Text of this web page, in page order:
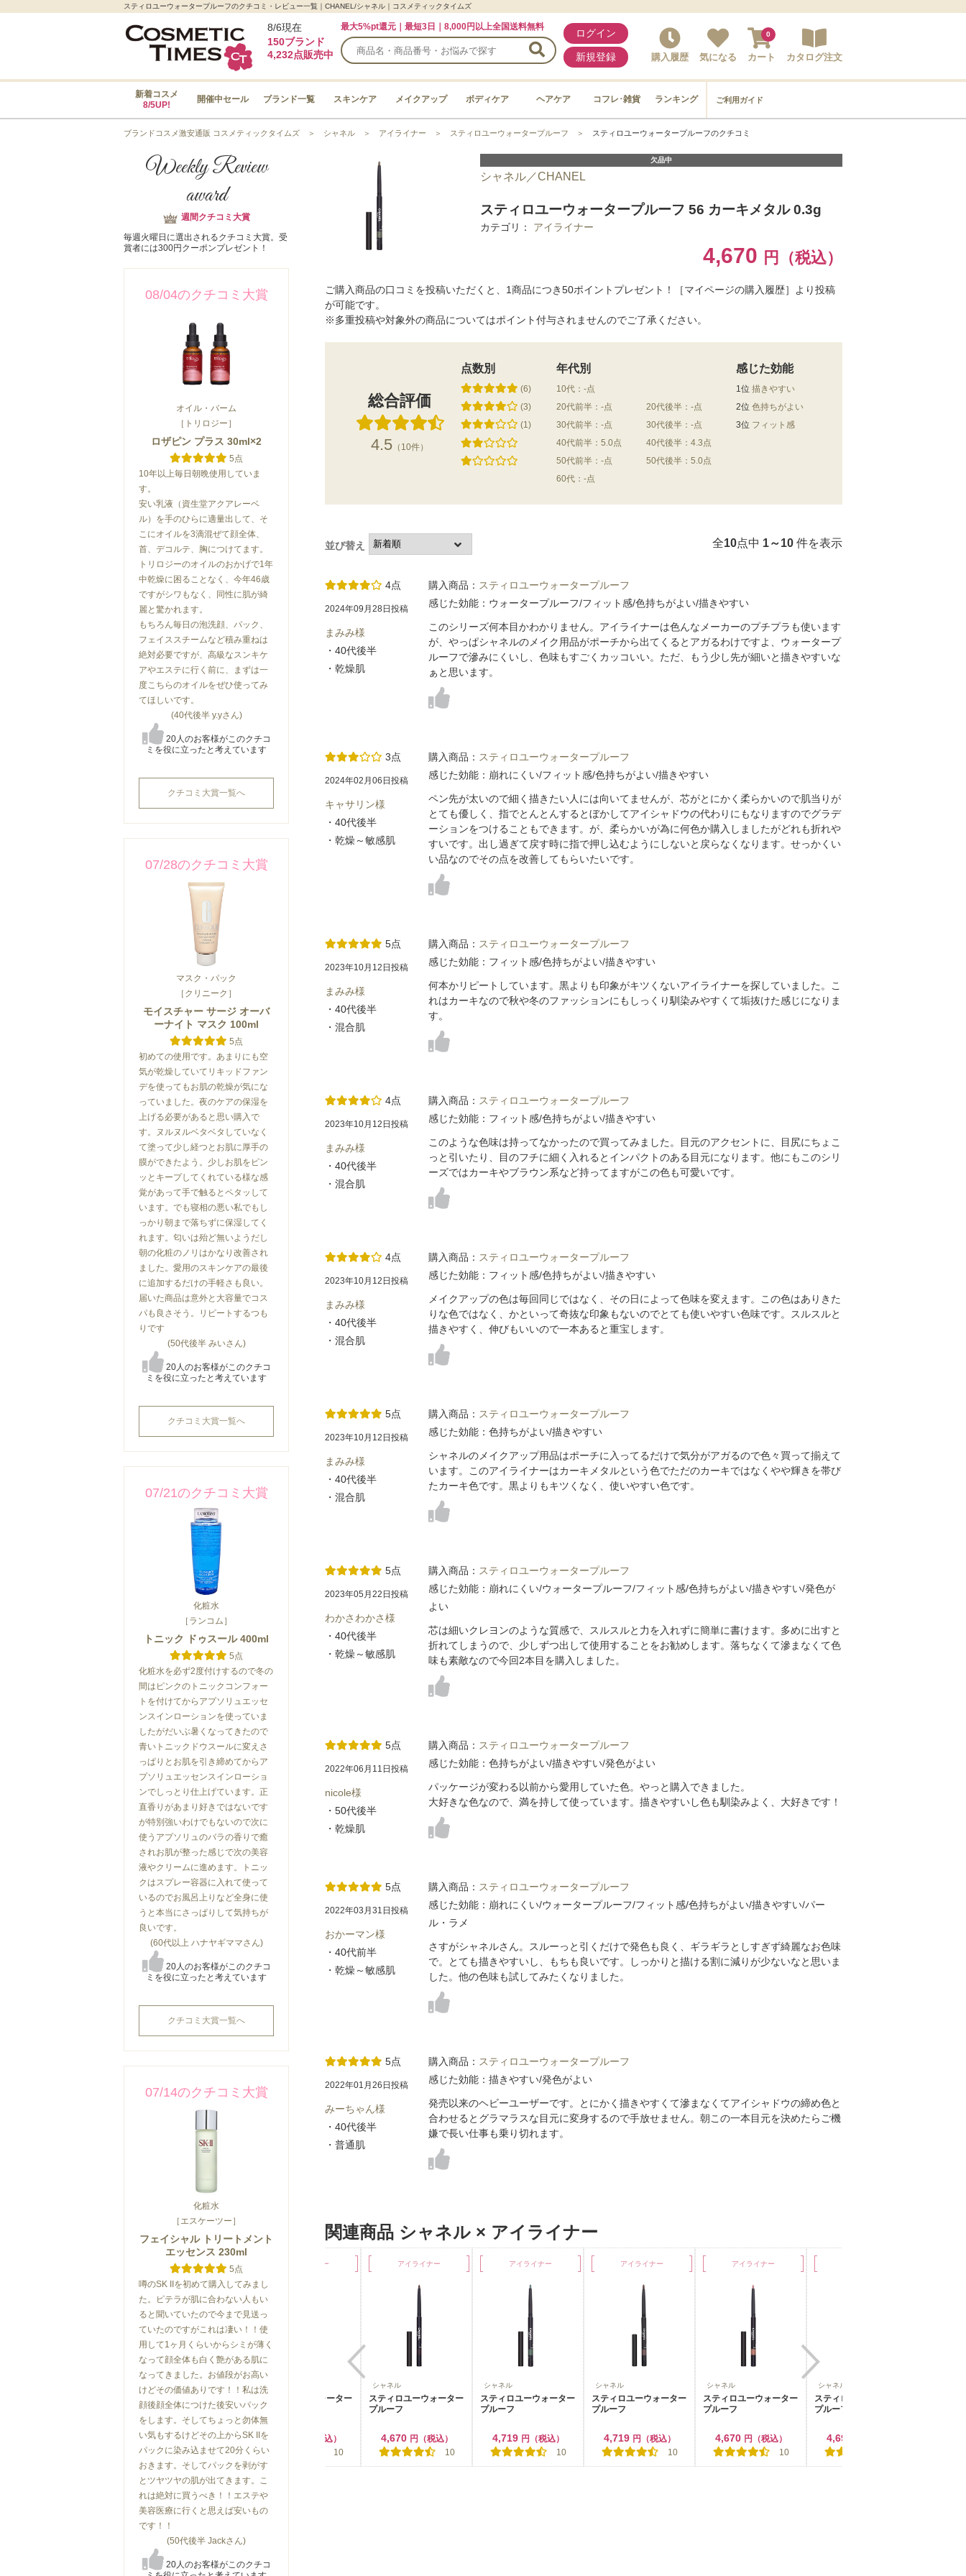
スティロユーウォータープルーフのクチコミ・レビュー一覧｜CHANEL/シャネル｜コスメティックタイムズ
8/6現在
150ブランド
4,232点販売中
最大5%pt還元｜最短3日｜8,000円以上全国送料無料
ログイン
新規登録 購入履歴 気になる カート
0
カタログ注文
新着コスメ
8/5UP!
開催中セール ブランド一覧 スキンケア メイクアップ ボディケア ヘアケア コフレ･雑貨 ランキング ご利用ガイド
ブランドコスメ激安通販 コスメティックタイムズ ＞ シャネル ＞ アイライナー ＞ スティロユーウォータープルーフ ＞ スティロユーウォータープルーフのクチコミ
Weekly Review
award
週間クチコミ大賞
毎週火曜日に選出されるクチコミ大賞。受
賞者には300円クーポンプレゼント！
08/04のクチコミ大賞
オイル・バーム
［トリロジー］
ロザピン プラス 30ml×2
5点
10年以上毎日朝晩使用していま
す。
安い乳液（資生堂アクアレーベ
ル）を手のひらに適量出して、そ
こにオイルを3滴混ぜて顔全体、
首、デコルテ、胸につけてます。
トリロジーのオイルのおかげで1年
中乾燥に困ることなく、今年46歳
ですがシワもなく、同性に肌が綺
麗と驚かれます。
もちろん毎日の泡洗顔、パック、
フェイススチームなど積み重ねは
絶対必要ですが、高級なスンキケ
アやエステに行く前に、まずは一
度こちらのオイルをぜひ使ってみ
てほしいです。
(40代後半 y.yさん)
20人のお客様がこのクチコ
ミを役に立ったと考えています
クチコミ大賞一覧へ
07/28のクチコミ大賞
マスク・パック
［クリニーク］
モイスチャー サージ オーバ
ーナイト マスク 100ml
5点
初めての使用です。あまりにも空
気が乾燥していてリキッドファン
デを使ってもお肌の乾燥が気にな
っていました。夜のケアの保湿を
上げる必要があると思い購入で
す。ヌルヌルベタベタしていなく
て塗って少し経つとお肌に厚手の
膜ができたよう。少しお肌をピン
ッとキープしてくれている様な感
覚があって手で触るとペタッして
います。でも寝相の悪い私でもし
っかり朝まで落ちずに保湿してく
れます。匂いは殆ど無いようだし
朝の化粧のノリはかなり改善され
ました。愛用のスキンケアの最後
に追加するだけの手軽さも良い。
届いた商品は意外と大容量でコス
パも良さそう。リピートするつも
りです
(50代後半 みいさん)
20人のお客様がこのクチコ
ミを役に立ったと考えています
クチコミ大賞一覧へ
07/21のクチコミ大賞
化粧水
［ランコム］
トニック ドゥスール 400ml
5点
化粧水を必ず2度付けするので冬の
間はピンクのトニックコンフォー
トを付けてからアプソリュエッセ
ンスインローションを使っていま
したがだいぶ暑くなってきたので
青いトニックドウスールに変えさ
っぱりとお肌を引き締めてからア
プソリュエッセンスインローショ
ンでしっとり仕上げています。正
直香りがあまり好きではないです
が特別強いわけでもないので次に
使うアプソリュのバラの香りで癒
されお肌が整った感じで次の美容
液やクリームに進めます。トニッ
クはスプレー容器に入れて使って
いるのでお風呂上りなど全身に使
うと本当にさっぱりして気持ちが
良いです。
(60代以上 ハナヤギママさん)
20人のお客様がこのクチコ
ミを役に立ったと考えています
クチコミ大賞一覧へ
07/14のクチコミ大賞
化粧水
［エスケーツー］
フェイシャル トリートメント
エッセンス 230ml
5点
噂のSK IIを初めて購入してみまし
た。ピテラが肌に合わない人もい
ると聞いていたので今まで見送っ
ていたのですがこれは凄い！！使
用して1ヶ月くらいからシミが薄く
なって顔全体も白く艶がある肌に
なってきました。お値段がお高い
けどその価値ありです！！私は洗
顔後顔全体につけた後安いパック
をします。そしてちょっと勿体無
い気もするけどその上からSK IIを
パックに染み込ませて20分くらい
おきます。そしてパックを剥がす
とツヤツヤの肌が出てきます。こ
れは絶対に買うべき！！エステや
美容医療に行くと思えば安いもの
です！！
(50代後半 Jackさん)
20人のお客様がこのクチコ
欠品中
シャネル／CHANEL
スティロユーウォータープルーフ 56 カーキメタル 0.3g
カテゴリ： アイライナー
4,670 円（税込）
ご購入商品の口コミを投稿いただくと、1商品につき50ポイントプレゼント！［マイページの購入履歴］より投稿
が可能です。
※多重投稿や対象外の商品についてはポイント付与されませんのでご了承ください。
総合評価
4.5 （10件）
点数別 年代別 感じた効能
(6) 10代：-点 1位 描きやすい
(3)
20代前半：-点 20代後半：-点 2位 色持ちがよい
(1)
30代前半：-点 30代後半：-点 3位 フィット感
40代前半：5.0点
40代後半：4.3点
50代前半：-点
50代後半：5.0点
60代：-点
並び替え 全10点中 1～10 件を表示
4点
2024年09月28日投稿
まみみ様
・40代後半
・乾燥肌
購入商品： スティロユーウォータープルーフ
感じた効能：ウォータープルーフ/フィット感/色持ちがよい/描きやすい
このシリーズ何本目かわかりません。アイライナーは色んなメーカーのプチプラも使います
が、やっぱシャネルのメイク用品がポーチから出てくるとアガるわけですよ、ウォータープ
ルーフで滲みにくいし、色味もすごくカッコいい。ただ、もう少し先が細いと描きやすいな
ぁと思います。
3点
2024年02月06日投稿
キャサリン様
・40代後半
・乾燥～敏感肌
購入商品： スティロユーウォータープルーフ
感じた効能：崩れにくい/フィット感/色持ちがよい/描きやすい
ペン先が太いので細く描きたい人には向いてませんが、芯がとにかく柔らかいので肌当りが
とても優しく、指でとんとんするとぼかしてアイシャドウの代わりにもなりますのでグラデ
ーションをつけることもできます。が、柔らかいが為に何色か購入しましたがどれも折れや
すいです。出し過ぎて戻す時に指で押し込むようにしないと戻らなくなります。せっかくい
い品なのでその点を改善してもらいたいです。
5点
2023年10月12日投稿
まみみ様
・40代後半
・混合肌
購入商品： スティロユーウォータープルーフ
感じた効能：フィット感/色持ちがよい/描きやすい
何本かリピートしています。黒よりも印象がキツくないアイライナーを探していました。こ
れはカーキなので秋や冬のファッションにもしっくり馴染みやすくて垢抜けた感じになりま
す。
4点
2023年10月12日投稿
まみみ様
・40代後半
・混合肌
購入商品： スティロユーウォータープルーフ
感じた効能：フィット感/色持ちがよい/描きやすい
このような色味は持ってなかったので買ってみました。目元のアクセントに、目尻にちょこ
っと引いたり、目のフチに細く入れるとインパクトのある目元になります。他にもこのシリ
ーズではカーキやブラウン系など持ってますがこの色も可愛いです。
4点
2023年10月12日投稿
まみみ様
・40代後半
・混合肌
購入商品： スティロユーウォータープルーフ
感じた効能：フィット感/色持ちがよい/描きやすい
メイクアップの色は毎回同じではなく、その日によって色味を変えます。この色はありきた
りな色ではなく、かといって奇抜な印象もないのでとても使いやすい色味です。スルスルと
描きやすく、伸びもいいので一本あると重宝します。
5点
2023年10月12日投稿
まみみ様
・40代後半
・混合肌
購入商品： スティロユーウォータープルーフ
感じた効能：色持ちがよい/描きやすい
シャネルのメイクアップ用品はポーチに入ってるだけで気分がアガるので色々買って揃えて
います。このアイライナーはカーキメタルという色でただのカーキではなくやや輝きを帯び
たカーキ色です。黒よりもキツくなく、使いやすい色です。
5点
2023年05月22日投稿
わかさわかさ様
・40代後半
・乾燥～敏感肌
購入商品： スティロユーウォータープルーフ
感じた効能：崩れにくい/ウォータープルーフ/フィット感/色持ちがよい/描きやすい/発色が
よい
芯は細いクレヨンのような質感で、スルスルと力を入れずに簡単に書けます。多めに出すと
折れてしまうので、少しずつ出して使用することをお勧めします。落ちなくて滲まなくて色
味も素敵なので今回2本目を購入しました。
5点
2022年06月11日投稿
nicole様
・50代後半
・乾燥肌
購入商品： スティロユーウォータープルーフ
感じた効能：色持ちがよい/描きやすい/発色がよい
パッケージが変わる以前から愛用していた色。やっと購入できました。
大好きな色なので、満を持して使っています。描きやすいし色も馴染みよく、大好きです！
5点
2022年03月31日投稿
おかーマン様
・40代前半
・乾燥～敏感肌
購入商品： スティロユーウォータープルーフ
感じた効能：崩れにくい/ウォータープルーフ/フィット感/色持ちがよい/描きやすい/パー
ル・ラメ
さすがシャネルさん。スルーっと引くだけで発色も良く、ギラギラとしすぎず綺麗なお色味
で。とても描きやすいし、もちも良いです。しっかりと描ける割に減りが少ないなと思いま
した。他の色味も試してみたくなりました。
5点
2022年01月26日投稿
みーちゃん様
・40代後半
・普通肌
購入商品： スティロユーウォータープルーフ
感じた効能：描きやすい/発色がよい
発売以来のヘビーユーザーです。とにかく描きやすくて滲まなくてアイシャドウの締め色と
合わせるとグラマラスな目元に変身するので手放せません。朝この一本目元を決めたらご機
嫌で長い仕事も乗り切れます。
関連商品 シャネル × アイライナー
アイライナー
シャネル
スティロ ユー ウォータ
ープルー...
4,689円（税込）
109
アイライナー
シャネル
スティロユーウォーター
プルーフ
円（税込）
10
アイライナー
シャネル
スティロユーウォーター
プルーフ
4,670 円（税込）
10
アイライナー
シャネル
スティロユーウォーター
プルーフ
4,719 円（税込）
10
アイライナー
シャネル
スティロユーウォーター
プルーフ
4,719 円（税込）
10
アイライナー
シャネル
スティロユーウォーター
プルーフ
4,670 円（税込）
10
シャネル
スティロユーウォーター
プルーフ
4,694